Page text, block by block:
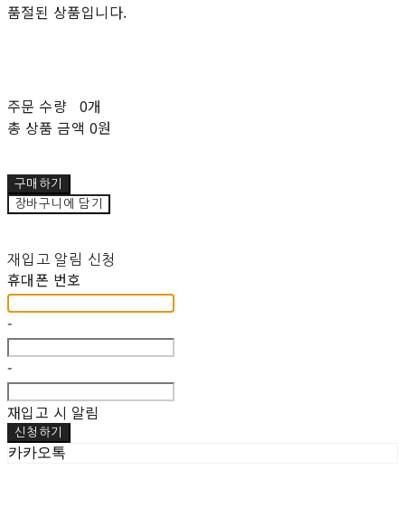
품절된 상품입니다.
주문 수량 0개
총 상품 금액 0원
구매하기
장바구니에 담기
재입고 알림 신청
휴대폰 번호
-
-
재입고 시 알림
신청하기
카카오톡